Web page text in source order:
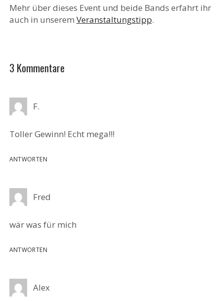
Mehr über dieses Event und beide Bands erfahrt ihr
auch in unserem Veranstaltungstipp.
3 Kommentare
F.
Toller Gewinn! Echt mega!!!
ANTWORTEN
Fred
wär was für mich
ANTWORTEN
Alex